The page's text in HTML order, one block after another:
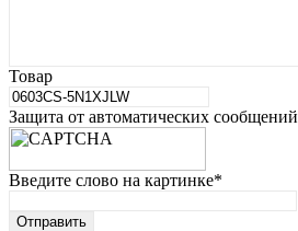
Товар
Защита от автоматических сообщений
Введите слово на картинке*